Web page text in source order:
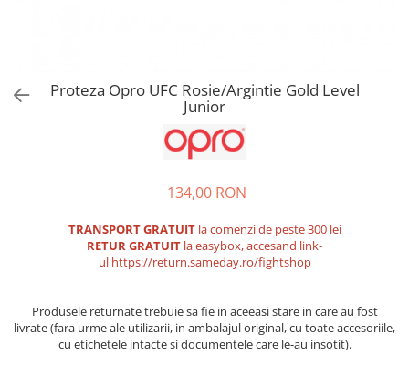
Recuperare si incalzire
Accesorii Antrenor
Greutati Fitness
Jachete
Tape
Proteza Opro UFC Rosie/Argintie Gold Level
Junior
134,00 RON
TRANSPORT GRATUITla comenzi de peste 300 lei
RETUR GRATUIT la easybox, accesand link-
ul https://return.sameday.ro/fightshop
Produsele returnate trebuie sa fie in aceeasi stare in care au fost
livrate (fara urme ale utilizarii, in ambalajul original, cu toate accesoriile,
cu etichetele intacte si documentele care le-au insotit).